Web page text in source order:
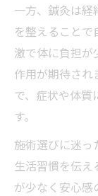
一方、鍼灸は
を整えることで
激で体に負担が
作用が期待され
で、症状や体質
す。
施術選びに迷っ
生活習慣を伝
が少なく安心